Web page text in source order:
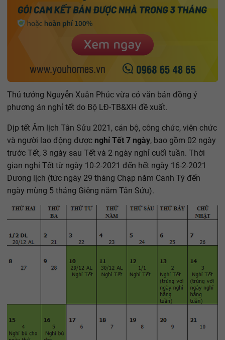
Thủ tướng Nguyễn Xuân Phúc vừa có văn bản đồng ý
phương án nghỉ tết do Bộ LĐ-TB&XH đề xuất.
Dịp tết Âm lịch Tân Sửu 2021, cán bộ, công chức, viên chức
và người lao động được nghỉ Tết 7 ngày, bao gồm 02 ngày
trước Tết, 3 ngày sau Tết và 2 ngày nghỉ cuối tuần. Thời
gian nghỉ Tết từ ngày 10-2-2021 đến hết ngày 16-2-2021
Dương lịch (tức ngày 29 tháng Chạp năm Canh Tý đến
ngày mùng 5 tháng Giêng năm Tân Sửu).